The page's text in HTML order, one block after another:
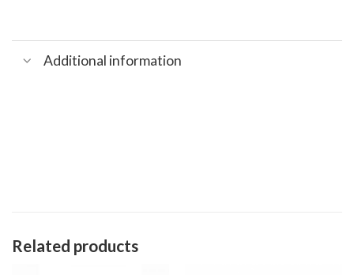
Additional information
Related products